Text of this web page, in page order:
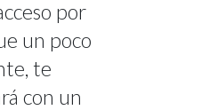
por
un poco
te
con un